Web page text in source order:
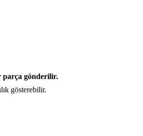
parça gönderilir.
gösterebilir.